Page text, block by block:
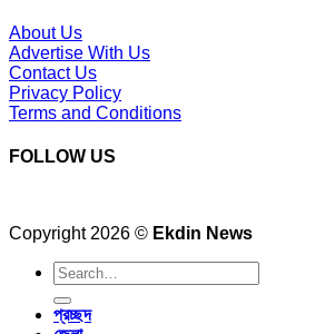
About Us
Advertise With Us
Contact Us
Privacy Policy
Terms and Conditions
FOLLOW US
Copyright 2026 © Ekdin News
প্রচ্ছদ